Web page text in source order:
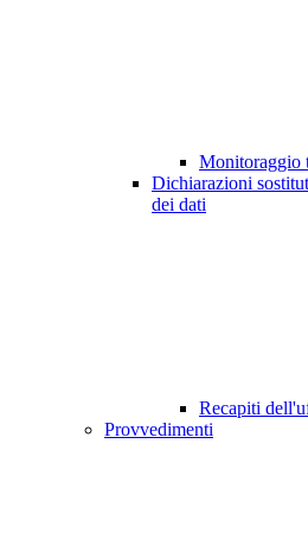
Monitoraggio
Dichiarazioni
dei dati
Recapiti
Provvedimenti